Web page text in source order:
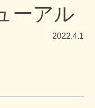
ーアル
2022.4.1